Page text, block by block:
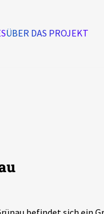
ÜBER DAS PROJEKT